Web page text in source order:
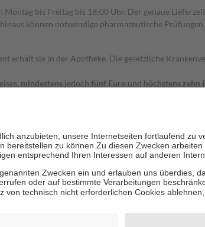
bis Freitag bis 18:00 Uhr. Der genaue
können notwendige pharmazeutische
erhält sie in der Apotheke. Die gesetzliche
mindestens jedoch fünf Euro und höchstens zehn
Stellung der Familie zu unterstützen, fallen